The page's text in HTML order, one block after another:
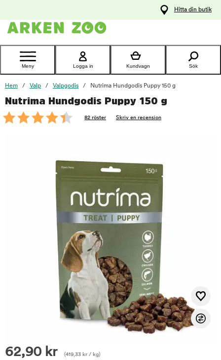
Kontakta
Hitta din butik
Meny Logga in Kundvagn Sök
Hem Valp Valpgodis Nutrima Hundgodis Puppy 150 g
Nutrima Hundgodis Puppy 150 g
82 röster Skriv en recension
62,90 kr (419,33 kr / kg)
foo